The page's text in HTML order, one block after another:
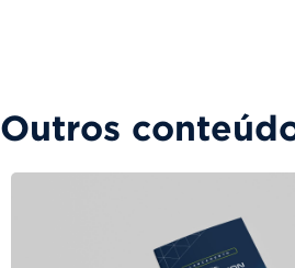
Outros